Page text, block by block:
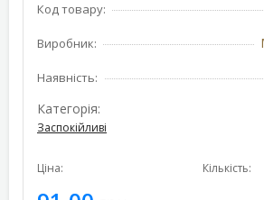
Код товару:
Виробник:
Наявність:
Категорія:
Заспокійливі
Ціна: Кількість: